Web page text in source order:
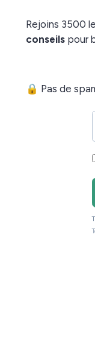
qui nous
suis parti du